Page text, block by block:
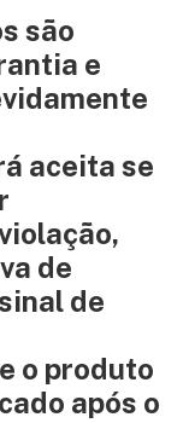
são
e
aceita se
de
de
o produto
após o